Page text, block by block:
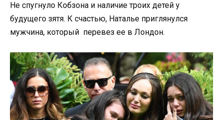
Не спугнуло Кобзона и наличие троих детей у
будущего зятя. К счастью, Наталье приглянулся
мужчина, который перевез ее в Лондон.